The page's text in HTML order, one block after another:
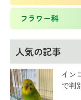
フラワー科
人気の記事
イン